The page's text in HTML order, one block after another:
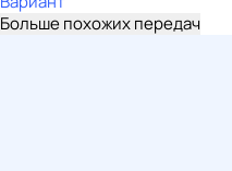
Больше похожих передач